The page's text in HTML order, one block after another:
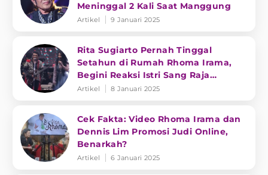
Meninggal 2 Kali Saat Manggung
Artikel 9 Januari 2025
Rita Sugiarto Pernah Tinggal
Setahun di Rumah Rhoma Irama,
Begini Reaksi Istri Sang Raja
Dangdut
Artikel 8 Januari 2025
Cek Fakta: Video Rhoma Irama dan
Dennis Lim Promosi Judi Online,
Benarkah?
Artikel 6 Januari 2025